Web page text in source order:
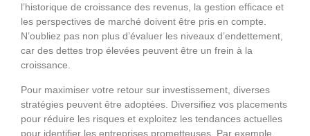
l’historique de croissance des revenus, la gestion efficace et
les perspectives de marché doivent être pris en compte.
N’oubliez pas non plus d’évaluer les niveaux d’endettement,
car des dettes trop élevées peuvent être un frein à la
croissance.
Pour maximiser votre retour sur investissement, diverses
stratégies peuvent être adoptées. Diversifiez vos placements
pour réduire les risques et exploitez les tendances actuelles
pour identifier les entreprises prometteuses. Par exemple,